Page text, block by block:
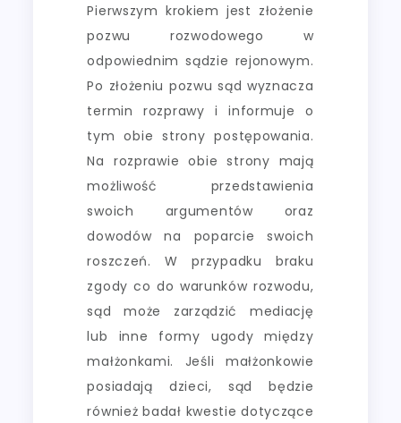
Pierwszym krokiem jest złożenie
pozwu rozwodowego w
odpowiednim sądzie rejonowym.
Po złożeniu pozwu sąd wyznacza
termin rozprawy i informuje o
tym obie strony postępowania.
Na rozprawie obie strony mają
możliwość przedstawienia
swoich argumentów oraz
dowodów na poparcie swoich
roszczeń. W przypadku braku
zgody co do warunków rozwodu,
sąd może zarządzić mediację
lub inne formy ugody między
małżonkami. Jeśli małżonkowie
posiadają dzieci, sąd będzie
również badał kwestie dotyczące